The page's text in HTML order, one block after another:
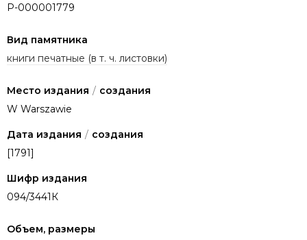
P-000001779
Вид памятника
книги печатные (в т. ч. листовки)
Место издания / создания
W Warszawie
Дата издания / создания
[1791]
Шифр издания
094/3441К
Объем, размеры